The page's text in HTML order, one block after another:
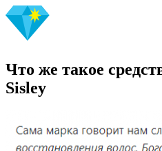
Что же такое
Sisley